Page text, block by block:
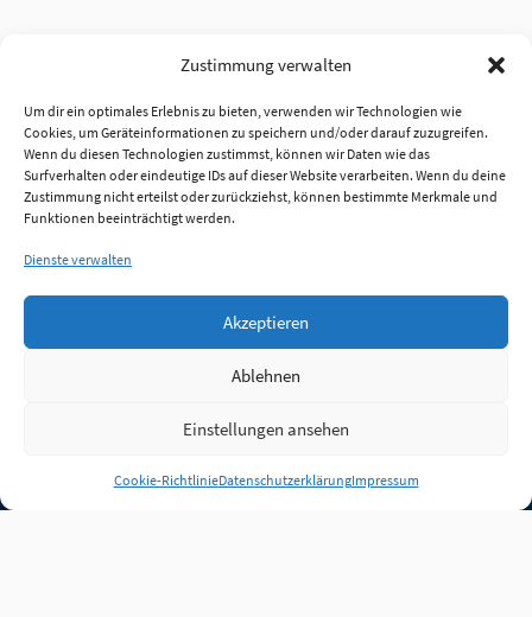
Zustimmung verwalten
Um dir ein optimales Erlebnis zu bieten, verwenden wir Technologien wie
Cookies, um Geräteinformationen zu speichern und/oder darauf zuzugreifen.
Wenn du diesen Technologien zustimmst, können wir Daten wie das
Surfverhalten oder eindeutige IDs auf dieser Website verarbeiten. Wenn du deine
Zustimmung nicht erteilst oder zurückziehst, können bestimmte Merkmale und
Funktionen beeinträchtigt werden.
Dienste verwalten
Akzeptieren
Ablehnen
Einstellungen ansehen
Cookie-RichtlinieDatenschutzerklärungImpressum
Anmelden
Jobs Partner FAQ Quellen